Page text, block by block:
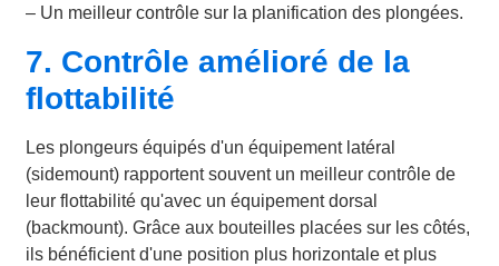
– Un meilleur contrôle sur la planification des plongées.
7. Contrôle amélioré de la
flottabilité
Les plongeurs équipés d'un équipement latéral
(sidemount) rapportent souvent un meilleur contrôle de
leur flottabilité qu'avec un équipement dorsal
(backmount). Grâce aux bouteilles placées sur les côtés,
ils bénéficient d'une position plus horizontale et plus